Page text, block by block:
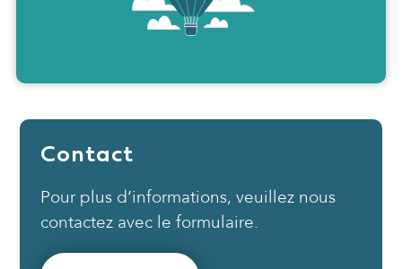
Contact
Pour plus d’informations, veuillez nous
contactez avec le formulaire.